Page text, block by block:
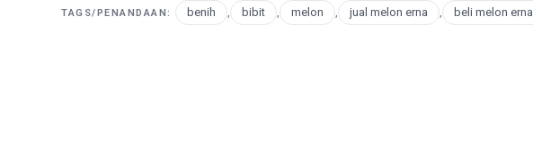
TAGS/PENANDAAN: benih , bibit , melon , jual melon erna , beli melon erna